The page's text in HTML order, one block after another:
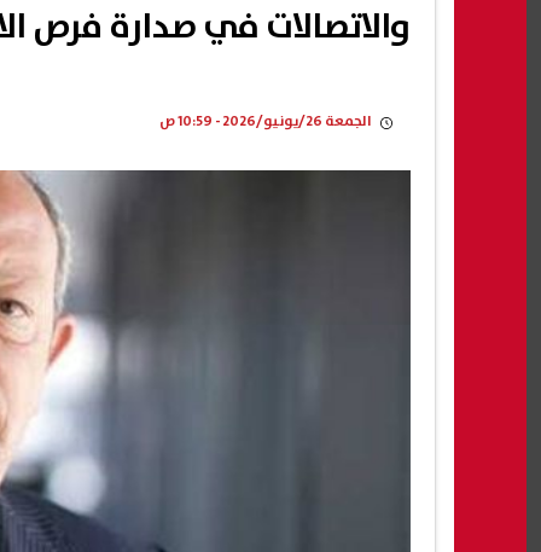
والاتصالات في صدارة فرص
الجمعة 26/يونيو/2026 - 10:59 ص